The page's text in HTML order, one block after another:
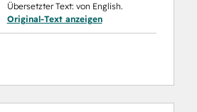
Übersetzter Text: von English.
Original-Text anzeigen